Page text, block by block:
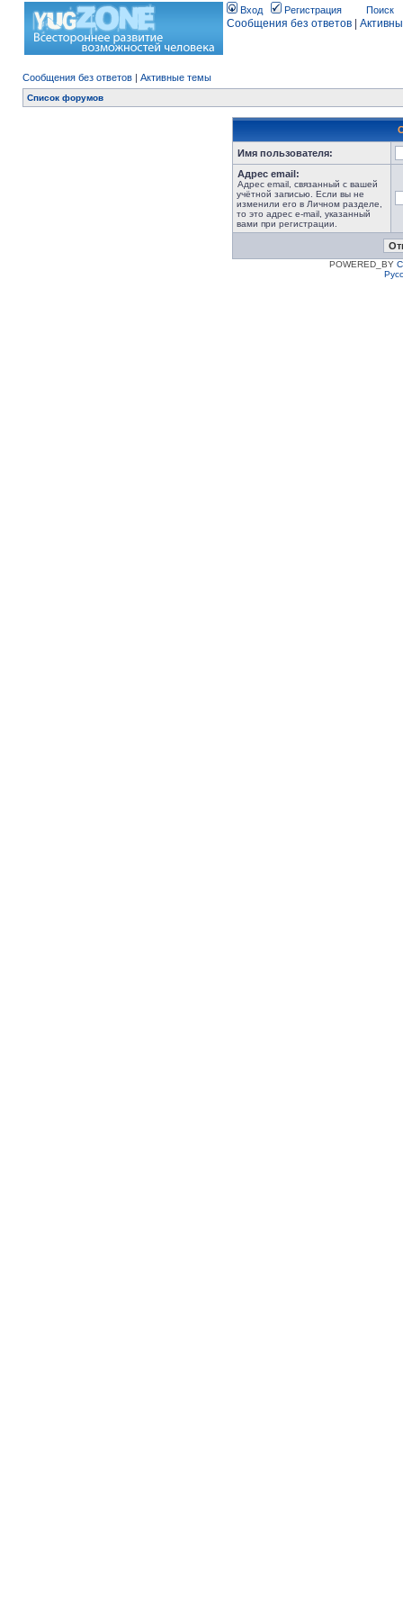
Вход Регистрация Поиск
Сообщения без ответов
Сообщения без ответов | Активные темы
Список форумов
Имя пользователя:
Адрес email:
Адрес email, связанный с вашей
учётной записью. Если вы не
изменили его в Личном разделе,
то это адрес e-mail, указанный
вами при регистрации.
POWERED_BY